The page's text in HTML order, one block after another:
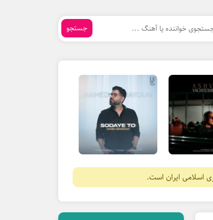
جستجو
اسلامی ایران است.